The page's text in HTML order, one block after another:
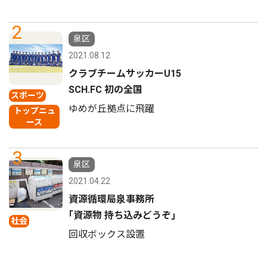
2
スポーツ
トップニュ
ース
泉区
2021.08.12
クラブチームサッカーU15
SCH.FC 初の全国
ゆめが丘拠点に飛躍
3
社会
泉区
2021.04.22
資源循環局泉事務所
｢資源物 持ち込みどうぞ｣
回収ボックス設置